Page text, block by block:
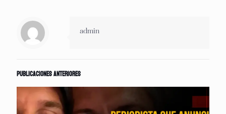
admin
Publicaciones anteriores